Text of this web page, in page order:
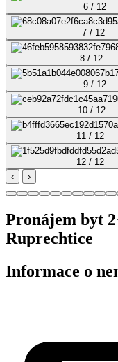
6 / 12
7 / 12
8 / 12
9 / 12
10 / 12
11 / 12
12 / 12
‹
›
Pronájem byt
Ruprechtice
Informace o